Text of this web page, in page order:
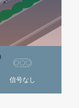
信号なし